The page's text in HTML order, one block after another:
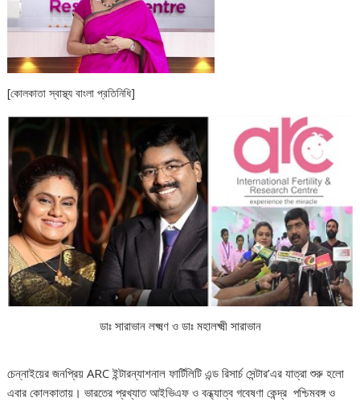
[কোলকাতা স্বাস্থ্য বাংলা প্রতিনিধি]
ডাঃ সারাভান লক্ষ্মণ ও ডাঃ মহালক্ষ্মী সারাভান
চেন্নাইয়ের জনপ্রিয় ARC ইন্টারন্যাশনাল ফার্টিলিটি এন্ড রিসার্চ সেন্টার’এর যাত্রা শুরু হলো
এবার কোলকাতায়। ভারতের প্রখ্যাত আইভিএফ ও বন্ধ্যাত্ব গবেষণা কেন্দ্র পশ্চিমবঙ্গ ও